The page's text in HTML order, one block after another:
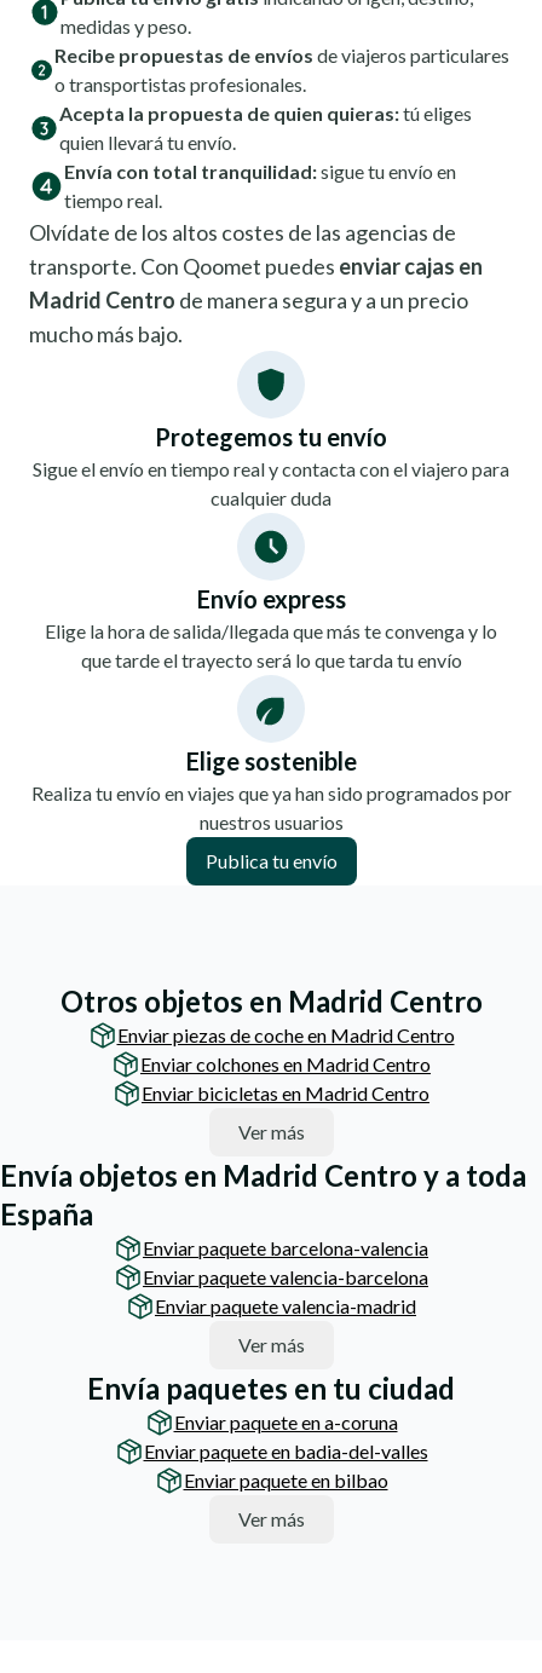
medidas y peso.
Recibe propuestas de envíos de viajeros particulares
o transportistas profesionales.
Acepta la propuesta de quien quieras:tú eliges
quien llevará tu envío.
Envía con total tranquilidad:sigue tu envío en
tiempo real.
Olvídate de los altos costes de las agencias de
transporte. Con Qoomet puedes enviar cajas en
Madrid Centro de manera segura y a un precio
mucho más bajo.
Protegemos tu envío
Sigue el envío en tiempo real y contacta con el viajero para
cualquier duda
Envío express
Elige la hora de salida/llegada que más te convenga y lo
que tarde el trayecto será lo que tarda tu envío
Elige sostenible
Realiza tu envío en viajes que ya han sido programados por
nuestros usuarios
Publica tu envío
Otros objetos en Madrid Centro
Enviar piezas de coche en Madrid Centro
Enviar colchones en Madrid Centro
Enviar bicicletas en Madrid Centro
Ver más
Envía objetos en Madrid Centro y a toda
España
Enviar paquete barcelona-valencia
Enviar paquete valencia-barcelona
Enviar paquete valencia-madrid
Ver más
Envía paquetes en tu ciudad
Enviar paquete en a-coruna
Enviar paquete en badia-del-valles
Enviar paquete en bilbao
Ver más